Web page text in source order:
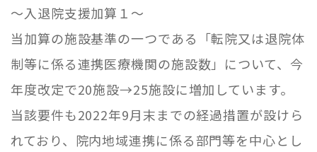
～入退院支援加算１～
当加算の施設基準の一つである「転院又は退院体
制等に係る連携医療機関の施設数」について、今
年度改定で20施設→25施設に増加しています。
当該要件も2022年9月末までの経過措置が設けら
れており、院内地域連携に係る部門等を中心とし